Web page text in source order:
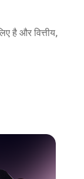
है और वित्तीय,